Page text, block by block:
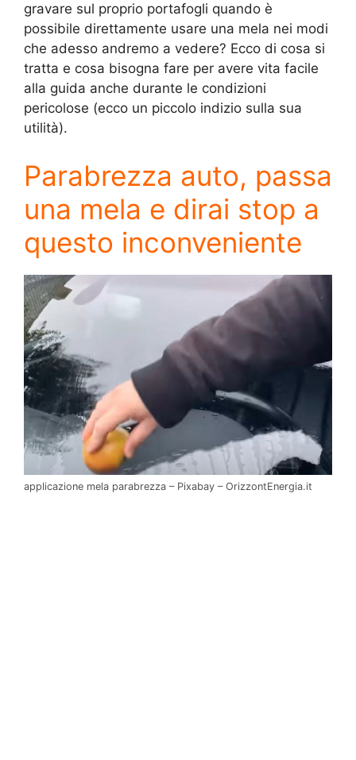
gravare sul proprio portafogli quando è
possibile direttamente usare una mela nei modi
che adesso andremo a vedere? Ecco di cosa si
tratta e cosa bisogna fare per avere vita facile
alla guida anche durante le condizioni
pericolose (ecco un piccolo indizio sulla sua
utilità).
Parabrezza auto, passa
una mela e dirai stop a
questo inconveniente
applicazione mela parabrezza – Pixabay – OrizzontEnergia.it